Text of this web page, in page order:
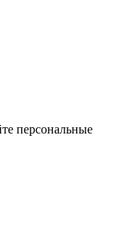
персональные